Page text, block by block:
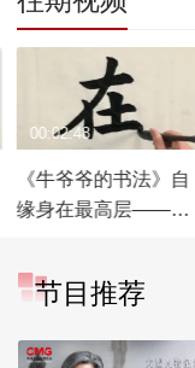
《牛爷爷的书法》自
缘身在最高层——唱
00:02:48
节目推荐